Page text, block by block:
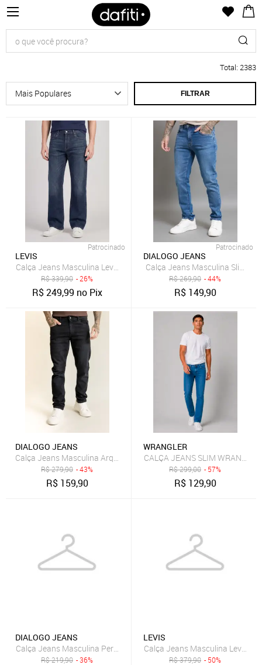
Total: 2383
FILTRAR
Patrocinado
LEVIS
Calça Jeans Masculina Levis 511 Slim Fit Azul
R$339,90 - 26%
R$249,99 no Pix
Patrocinado
DIALOGO JEANS
Calça Jeans Masculina Slim Fit
R$269,90 - 44%
R$ 149,90
DIALOGO JEANS
Calça Jeans Masculina Arqueada Preta com Elastano Dialogo Preto
R$279,90 - 43%
R$ 159,90
WRANGLER
CALÇA JEANS SLIM
R$299,00 - 57%
R$ 129,90
DIALOGO JEANS
Calça Jeans Masculina Perna Reta com Lavagem Clara
R$219,90 - 36%
LEVIS
Calça Jeans Masculina Levis
R$379,90 - 50%